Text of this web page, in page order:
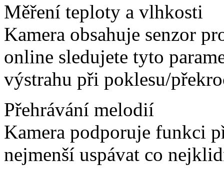
Měření teploty a vlhkosti
Kamera obsahuje senzor
online sledujete tyto
výstrahu při poklesu/
Přehrávání melodií
Kamera podporuje funkci
nejmenší uspávat co